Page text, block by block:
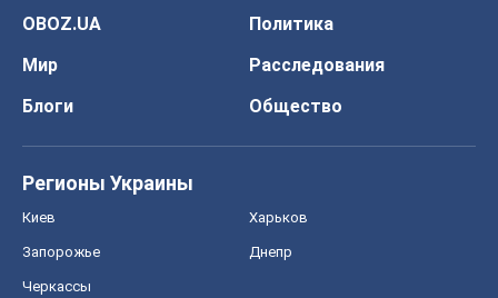
OBOZ.UA
Политика
Мир
Расследования
Блоги
Общество
Регионы Украины
Киев Харьков
Запорожье Днепр
Черкассы